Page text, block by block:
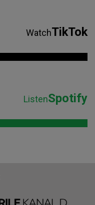
WatchTikTok
ListenSpotify